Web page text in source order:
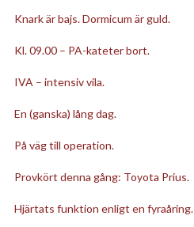
Knark är bajs. Dormicum är guld.
Kl. 09.00 – PA-kateter bort.
IVA – intensiv vila.
En (ganska) lång dag.
På väg till operation.
Provkört denna gång: Toyota Prius.
Hjärtats funktion enligt en fyraåring.